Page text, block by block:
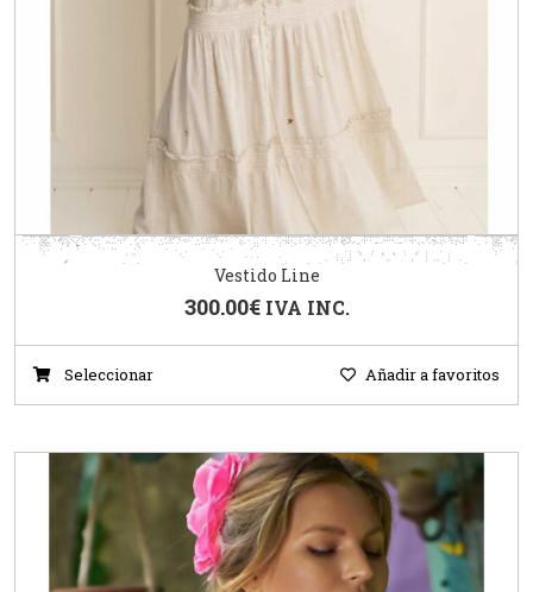
Vestido Line
300.00€ IVA INC.
Seleccionar Añadir a favoritos